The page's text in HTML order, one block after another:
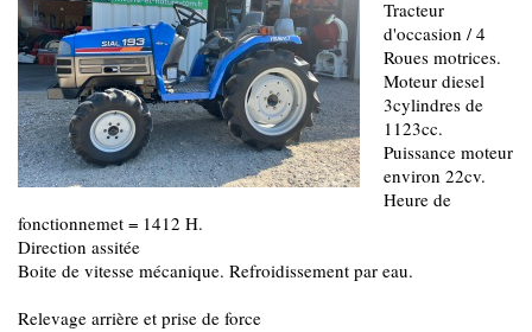
Tracteur
d'occasion / 4
Roues motrices.
Moteur diesel
3cylindres de
1123cc.
Puissance moteur
environ 22cv.
Heure de
fonctionnemet = 1412 H.
Direction assitée
Boite de vitesse mécanique. Refroidissement par eau.
Relevage arrière et prise de force